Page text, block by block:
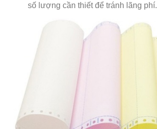
số lượng cần thiết để tránh lãng phí.